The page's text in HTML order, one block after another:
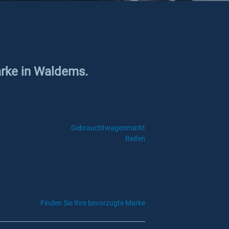
in Waldems.
Gebrauchtwagenmarkt
Reifen
Finden Sie Ihre bevorzugte Marke